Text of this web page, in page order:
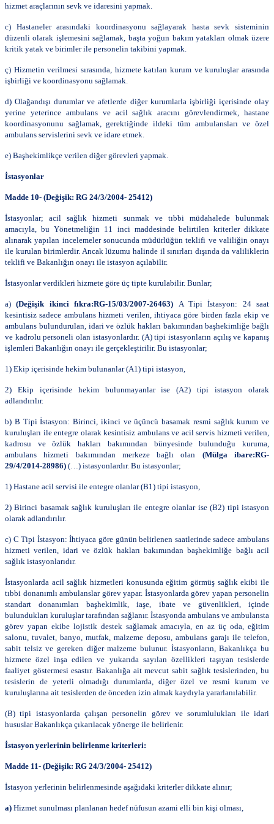
hizmet araçlarının sevk ve idaresini yapmak.
c) Hastaneler arasındaki koordinasyonu sağlayarak hasta sevk sisteminin
düzenli olarak işlemesini sağlamak, başta yoğun bakım yatakları olmak üzere
kritik yatak ve birimler ile personelin takibini yapmak.
ç) Hizmetin verilmesi sırasında, hizmete katılan kurum ve kuruluşlar arasında
işbirliği ve koordinasyonu sağlamak.
d) Olağandışı durumlar ve afetlerde diğer kurumlarla işbirliği içerisinde olay
yerine yeterince ambulans ve acil sağlık aracını görevlendirmek, hastane
koordinasyonunu sağlamak, gerektiğinde ildeki tüm ambulansları ve özel
ambulans servislerini sevk ve idare etmek.
e) Başhekimlikçe verilen diğer görevleri yapmak.
İstasyonlar
Madde 10- (Değişik: RG 24/3/2004- 25412)
İstasyonlar; acil sağlık hizmeti sunmak ve tıbbi müdahalede bulunmak
amacıyla, bu Yönetmeliğin 11 inci maddesinde belirtilen kriterler dikkate
alınarak yapılan incelemeler sonucunda müdürlüğün teklifi ve valiliğin onayı
ile kurulan birimlerdir. Ancak lüzumu halinde il sınırları dışında da valiliklerin
teklifi ve Bakanlığın onayı ile istasyon açılabilir.
İstasyonlar verdikleri hizmete göre üç tipte kurulabilir. Bunlar;
a)(Değişik ikinci fıkra:RG-15/03/2007-26463) A Tipi İstasyon: 24 saat
kesintisiz sadece ambulans hizmeti verilen, ihtiyaca göre birden fazla ekip ve
ambulans bulundurulan, idari ve özlük hakları bakımından başhekimliğe bağlı
ve kadrolu personeli olan istasyonlardır. (A) tipi istasyonların açılış ve kapanış
işlemleri Bakanlığın onayı ile gerçekleştirilir. Bu istasyonlar;
1) Ekip içerisinde hekim bulunanlar (A1) tipi istasyon,
2) Ekip içerisinde hekim bulunmayanlar ise (A2) tipi istasyon olarak
adlandırılır.
b) B Tipi İstasyon: Birinci, ikinci ve üçüncü basamak resmi sağlık kurum ve
kuruluşları ile entegre olarak kesintisiz ambulans ve acil servis hizmeti verilen,
kadrosu ve özlük hakları bakımından bünyesinde bulunduğu kuruma,
ambulans hizmeti bakımından merkeze bağlı olan (Mülga ibare:RG-
29/4/2014-28986) (…) istasyonlardır. Bu istasyonlar;
1) Hastane acil servisi ile entegre olanlar (B1) tipi istasyon,
2) Birinci basamak sağlık kuruluşları ile entegre olanlar ise (B2) tipi istasyon
olarak adlandırılır.
c) C Tipi İstasyon: İhtiyaca göre günün belirlenen saatlerinde sadece ambulans
hizmeti verilen, idari ve özlük hakları bakımından başhekimliğe bağlı acil
sağlık istasyonlarıdır.
İstasyonlarda acil sağlık hizmetleri konusunda eğitim görmüş sağlık ekibi ile
tıbbi donanımlı ambulanslar görev yapar. İstasyonlarda görev yapan personelin
standart donanımları başhekimlik, iaşe, ibate ve güvenlikleri, içinde
bulundukları kuruluşlar tarafından sağlanır. İstasyonda ambulans ve ambulansta
görev yapan ekibe lojistik destek sağlamak amacıyla, en az üç oda, eğitim
salonu, tuvalet, banyo, mutfak, malzeme deposu, ambulans garajı ile telefon,
sabit telsiz ve gereken diğer malzeme bulunur. İstasyonların, Bakanlıkça bu
hizmete özel inşa edilen ve yukarıda sayılan özellikleri taşıyan tesislerde
faaliyet göstermesi esastır. Bakanlığa ait mevcut sabit sağlık tesislerinden, bu
tesislerin de yeterli olmadığı durumlarda, diğer özel ve resmi kurum ve
kuruluşlarına ait tesislerden de önceden izin almak kaydıyla yararlanılabilir.
(B) tipi istasyonlarda çalışan personelin görev ve sorumlulukları ile idari
hususlar Bakanlıkça çıkarılacak yönerge ile belirlenir.
İstasyon yerlerinin belirlenme kriterleri:
Madde 11- (Değişik: RG 24/3/2004- 25412)
İstasyon yerlerinin belirlenmesinde aşağıdaki kriterler dikkate alınır;
a) Hizmet sunulması planlanan hedef nüfusun azami elli bin kişi olması,